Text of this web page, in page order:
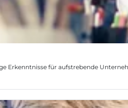
Erkenntnisse für aufstrebende